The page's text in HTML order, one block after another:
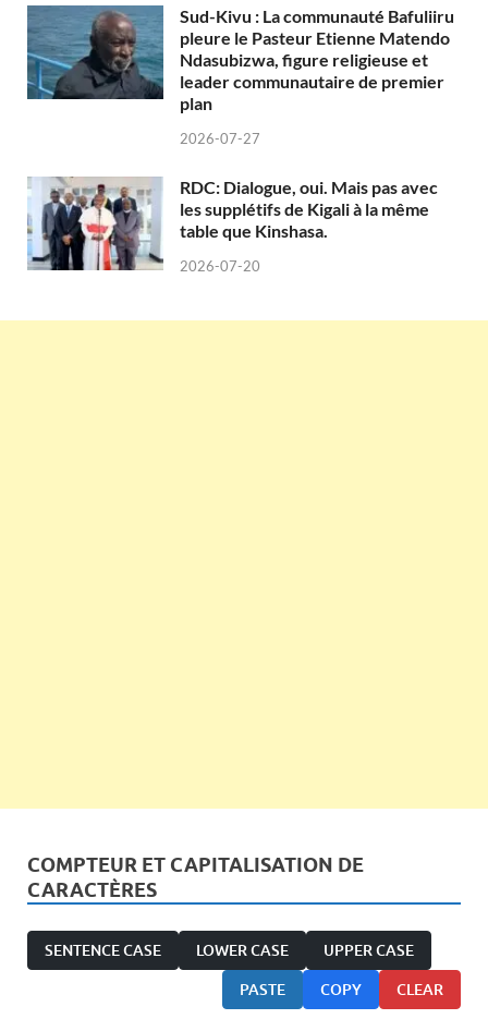
Sud-Kivu : La communauté Bafuliiru
pleure le Pasteur Etienne Matendo
Ndasubizwa, figure religieuse et
leader communautaire de premier
plan
2026-07-27
RDC: Dialogue, oui. Mais pas avec
les supplétifs de Kigali à la même
table que Kinshasa.
2026-07-20
COMPTEUR ET CAPITALISATION DE
CARACTÈRES
SENTENCE CASE LOWER CASE UPPER CASE
PASTE COPY CLEAR